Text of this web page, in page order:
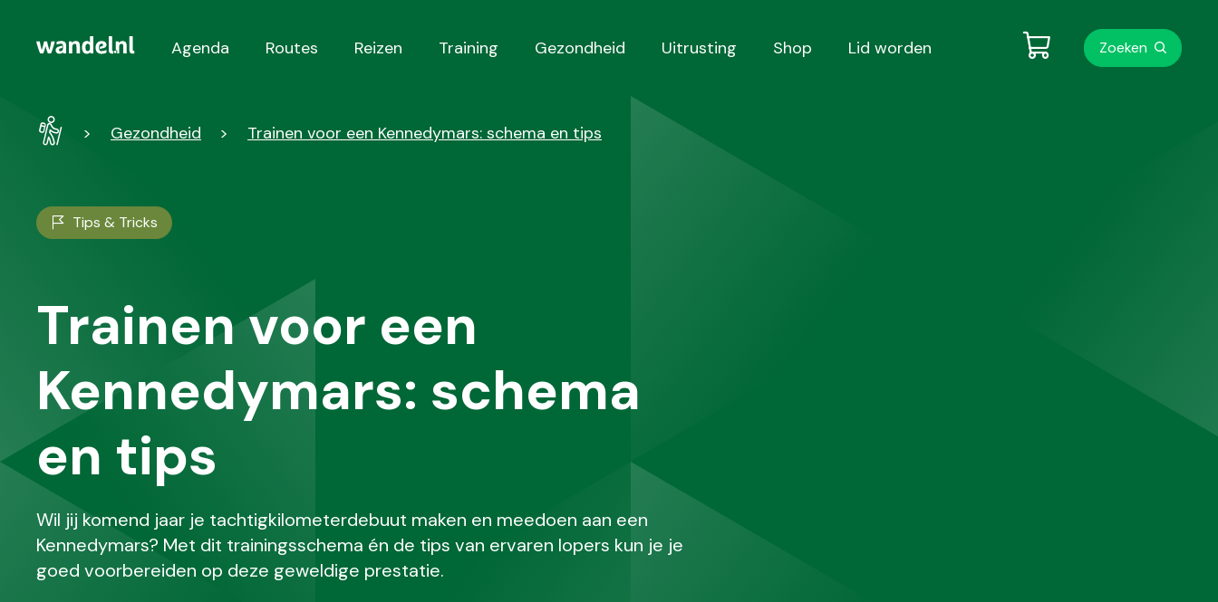
Hoofdnavigatie
Agenda Routes Reizen Training Gezondheid Uitrusting Shop Lid worden Zoeken
WandelGezondheid Trainen voor een Kennedymars: schema en tips
Tips & Tricks
Trainen voor een
Kennedymars: schema
en tips
Wil jij komend jaar je tachtigkilometerdebuut maken en meedoen aan een
Kennedymars? Met dit trainingsschema én de tips van ervaren lopers kun je je
goed voorbereiden op deze geweldige prestatie.